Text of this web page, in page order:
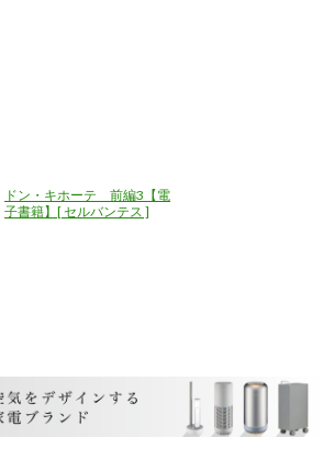
ドン・キホーテ 前編3【電
子書籍】[ セルバンテス ]